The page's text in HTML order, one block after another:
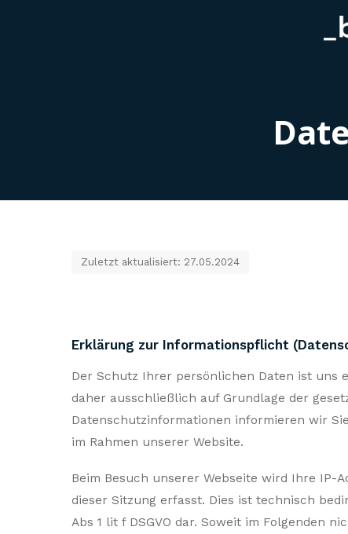
Zuletzt aktualisiert: 27.05.2024
Erklärung zur Informationspflicht
Der Schutz Ihrer persönlichen Daten ist uns
daher ausschließlich auf Grundlage der
Datenschutzinformationen informieren wir
im Rahmen unserer Website.
Beim Besuch unserer Webseite wird Ihre IP-
dieser Sitzung erfasst. Dies ist technisch
Abs 1 lit f DSGVO dar. Soweit im Folgenden